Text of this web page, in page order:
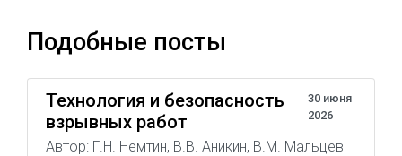
Подобные посты
Технология и безопасность
взрывных работ
30 июня
2026
Автор: Г.Н. Немтин, В.В. Аникин, В.М. Мальцев